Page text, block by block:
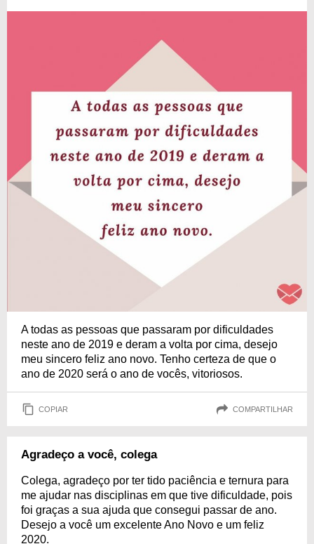
A todas as pessoas que passaram por dificuldades
neste ano de 2019 e deram a volta por cima, desejo
meu sincero feliz ano novo. Tenho certeza de que o
ano de 2020 será o ano de vocês, vitoriosos.
COPIAR COMPARTILHAR
Agradeço a você, colega
Colega, agradeço por ter tido paciência e ternura para
me ajudar nas disciplinas em que tive dificuldade, pois
foi graças a sua ajuda que consegui passar de ano.
Desejo a você um excelente Ano Novo e um feliz
2020.